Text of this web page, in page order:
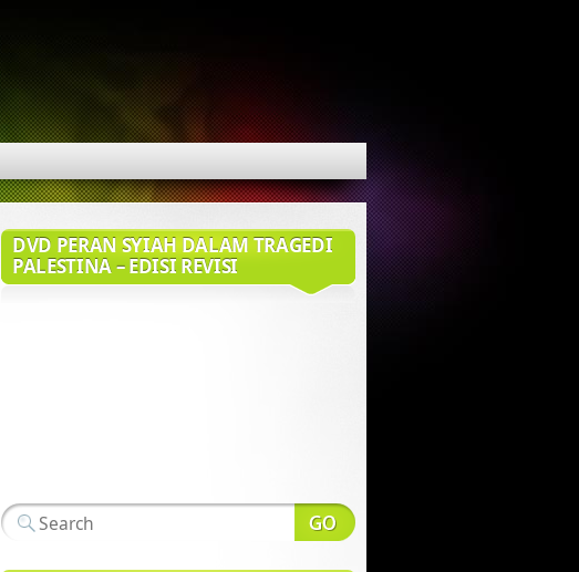
DVD PERAN SYIAH DALAM TRAGEDI
PALESTINA – EDISI REVISI